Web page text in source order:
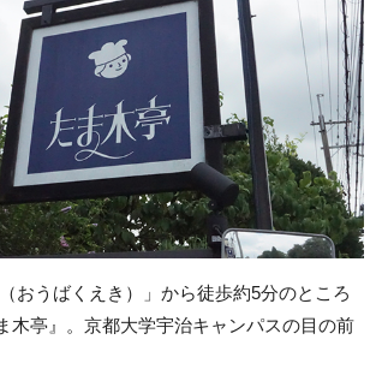
おうばくえき）」から徒歩約5分のところ
木亭』。京都大学宇治キャンパスの目の前